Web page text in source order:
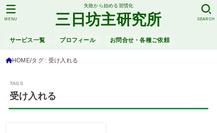
失敗から始める習慣化
三日坊主研究所
サービス一覧 プロフィール お問合せ・各種ご依頼
SEARCH
MENU
HOME タグ : 受け入れる
受け入れる